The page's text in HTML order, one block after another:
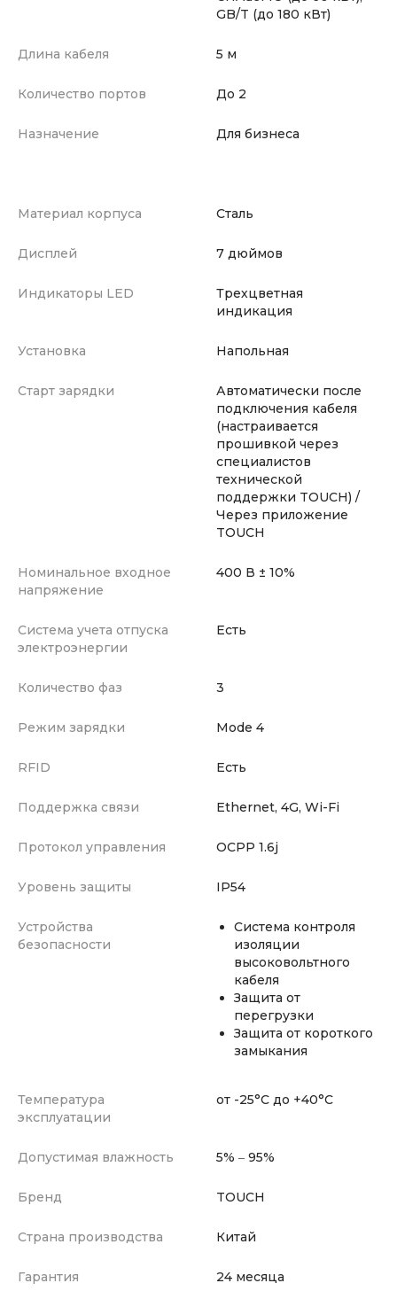
GB/T (до 180 кВт)
Длина кабеля 5 м
Количество портов До 2
Назначение Для бизнеса
Материал корпуса Сталь
Дисплей 7 дюймов
Индикаторы LED
Трехцветная
индикация
Установка Напольная
Старт зарядки
Автоматически после
подключения кабеля
(настраивается
прошивкой через
специалистов
технической
поддержки TOUCH) /
Через приложение
TOUCH
Номинальное входное
напряжение
400 В ± 10%
Система учета отпуска
электроэнергии
Есть
Количество фаз 3
Режим зарядки Mode 4
RFID Есть
Поддержка связи Ethernet, 4G, Wi-Fi
Протокол управления OCPP 1.6j
Уровень защиты IP54
Устройства
безопасности
Система контроля
изоляции
высоковольтного
кабеля
Защита от
перегрузки
Защита от короткого
замыкания
Температура
эксплуатации
от -25°C до +40°C
Допустимая влажность 5% ‒ 95%
Бренд TOUCH
Страна производства Китай
Гарантия 24 месяца